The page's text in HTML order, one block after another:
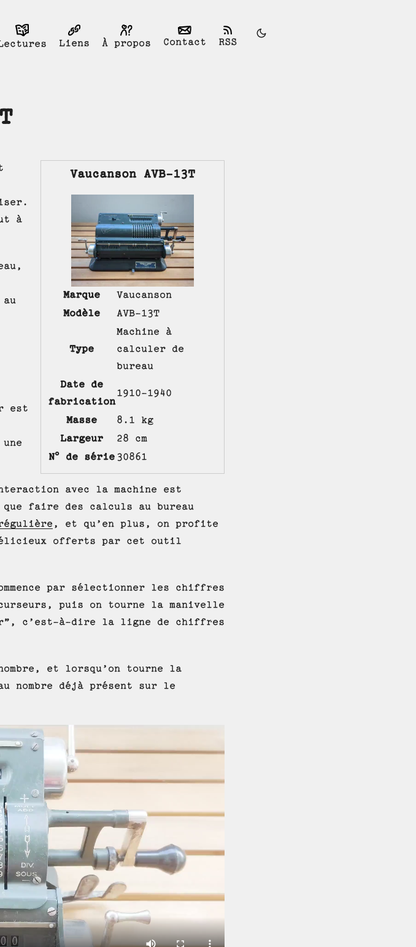
Liens À propos Contact RSS
Vaucanson AVB-13T
Marque Vaucanson
Modèle AVB-13T
Type
Machine à
calculer de
bureau
Date de
fabrication
1910-1940
Masse 8.1 kg
Largeur 28 cm
N° de série 30861
à
est
avec la machine est
que faire des calculs au bureau
, et qu’en plus, on profite
offerts par cet outil
par sélectionner les chiffres
puis on tourne la manivelle
c’est-à-dire la ligne de chiffres
et lorsqu’on tourne la
nombre déjà présent sur le